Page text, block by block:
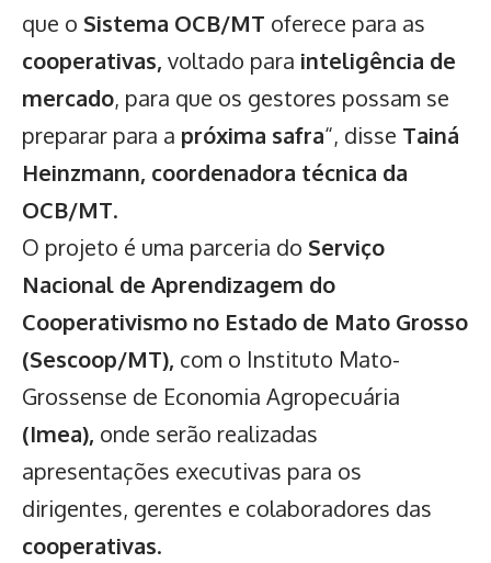
que o Sistema OCB/MT oferece para as
cooperativas, voltado para inteligência de
mercado, para que os gestores possam se
preparar para a próxima safra“, disse Tainá
Heinzmann, coordenadora técnica da
OCB/MT.
O projeto é uma parceria do Serviço
Nacional de Aprendizagem do
Cooperativismo no Estado de Mato Grosso
(Sescoop/MT), com o Instituto Mato-
Grossense de Economia Agropecuária
(Imea), onde serão realizadas
apresentações executivas para os
dirigentes, gerentes e colaboradores das
cooperativas.